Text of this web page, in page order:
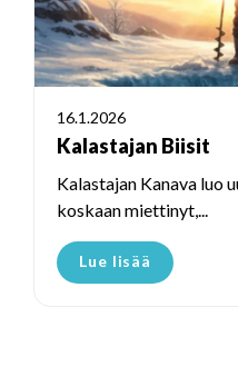
16.1.2026
Kalastajan Biisit
Kalastajan Kanava luo
koskaan miettinyt,...
Lue lisää